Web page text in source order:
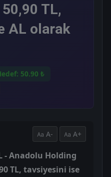
TL,
AL olarak
50.90 ₺
A- A+
- Anadolu Holding
TL, tavsiyesini ise